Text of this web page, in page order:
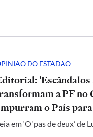
DO ESTADÃO
'Escândalos
a PF no
o País
em ‘O ‘pas de deux’ de